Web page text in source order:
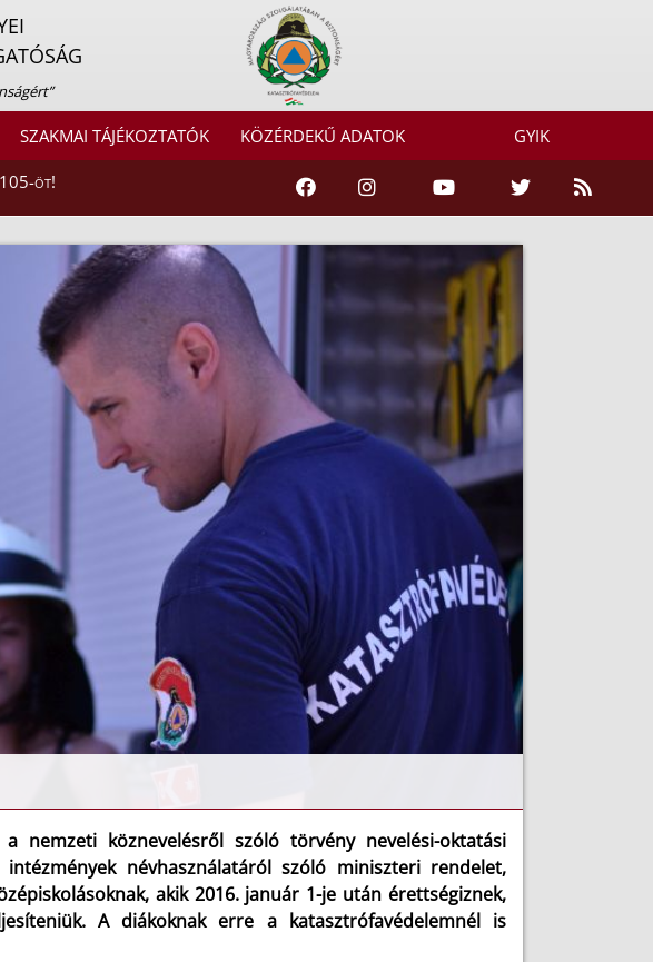
SZAKMAI TÁJÉKOZTATÓK KÖZÉRDEKŰ ADATOK GYIK
105-öt!
nemzeti köznevelésről szóló törvény nevelési-oktatási
névhasználatáról szóló miniszteri rendelet,
akik 2016. január 1-je után érettségiznek,
A diákoknak erre a katasztrófavédelemnél is